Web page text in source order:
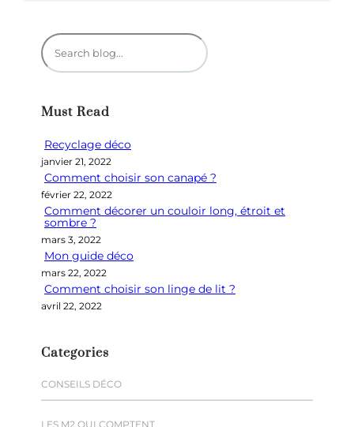
R
e
e
c
h
e
Must Read
Recyclage déco
janvier 21, 2022
Comment choisir son canapé ?
février 22, 2022
Comment décorer un couloir long, étroit et
sombre ?
mars 3, 2022
Mon guide déco
mars 22, 2022
Comment choisir son linge de lit ?
avril 22, 2022
Categories
CONSEILS DÉCO
LES M2 QUI COMPTENT